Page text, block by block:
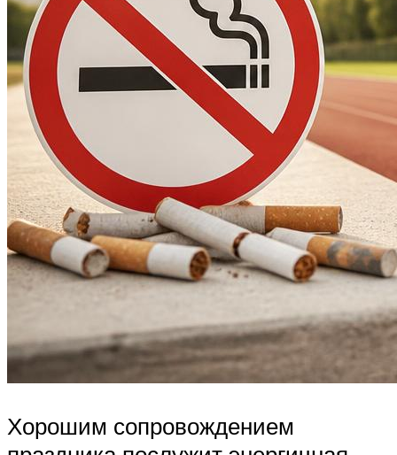
Хорошим сопровождением